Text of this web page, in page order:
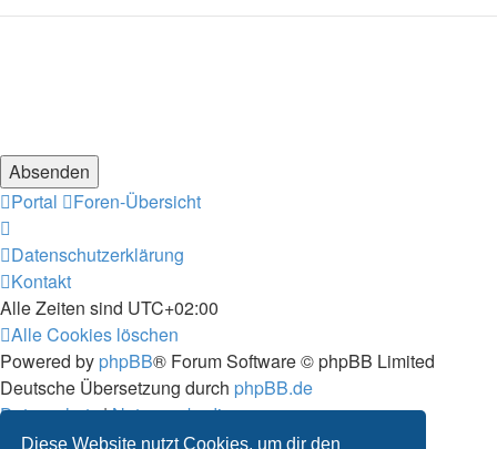
Diese Website nutzt Cookies, um dir den
Portal Foren-Übersicht
Datenschutzerklärung
Kontakt
Alle Zeiten sind UTC+02:00
Alle Cookies löschen
Powered by phpBB® Forum Software © phpBB Limited
Deutsche Übersetzung durch phpBB.de
Datenschutz|Nutzungsbedingungen